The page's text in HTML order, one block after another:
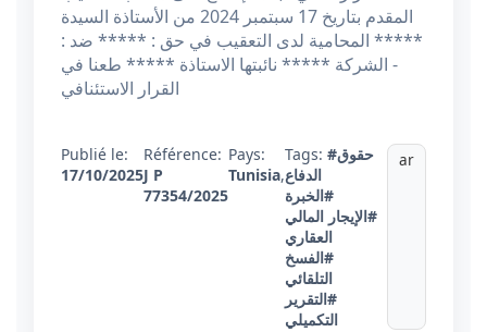
المقدم بتاريخ 17 سبتمبر 2024 من الأستاذة السيدة
***** المحامية لدى التعقيب في حق : ***** ضد :
- الشركة ***** نائبتها الاستاذة ***** طعنا في
القرار الاستئنافي
Publié le:
17/10/2025
Référence:
J P
77354/2025
Pays:
Tunisia,
Tags: #حقوق
الدفاع
#الخبرة
#الإيجار المالي
العقاري
#الفسخ
التلقائي
#التقرير
التكميلي
ar